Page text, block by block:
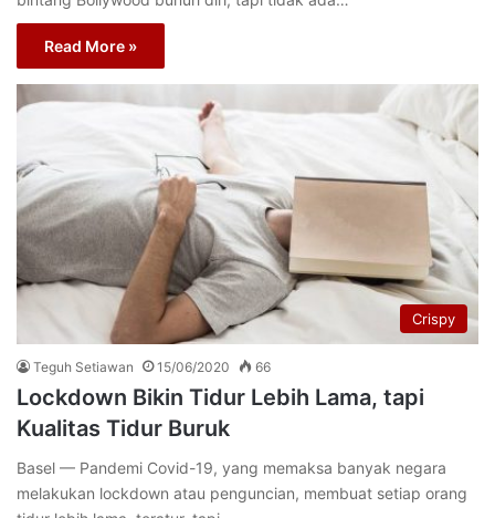
Read More »
Crispy
Teguh Setiawan 15/06/2020 66
Lockdown Bikin Tidur Lebih Lama, tapi
Kualitas Tidur Buruk
Basel — Pandemi Covid-19, yang memaksa banyak negara
melakukan lockdown atau penguncian, membuat setiap orang